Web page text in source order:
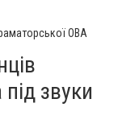
ОВА
звуки